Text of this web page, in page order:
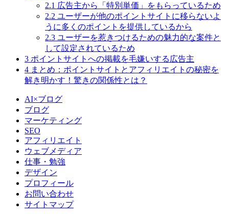
2.1 広告主から「特別単価」をもらっているため
2.2 ユーザーが他のポイントサイトに移らないよ
うに多くのポイントを提供しているから
2.3 ユーザーを惹きつけるための魅力的な案件と
して設定されているため
3 ポイントサイトへの掲載を毛嫌いする広告主
4 まとめ：ポイントサイトとアフィリエイトの秘密を
解き明かす！驚きの関係性とは？
AI×ブログ
ブログ
マーケティング
SEO
アフィリエイト
ウェブメディア
仕事・勉強
デザイン
プロフィール
お問い合わせ
サイトマップ